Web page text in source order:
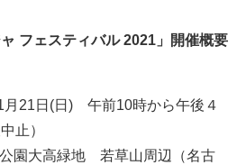
フェスティバル 2021」開催概要
日(日) 午前10時から午後４
止）
大高緑地 若草山周辺（名古